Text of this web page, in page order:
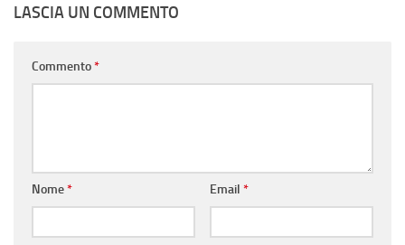
LASCIA UN COMMENTO
Commento*
Nome* Email *